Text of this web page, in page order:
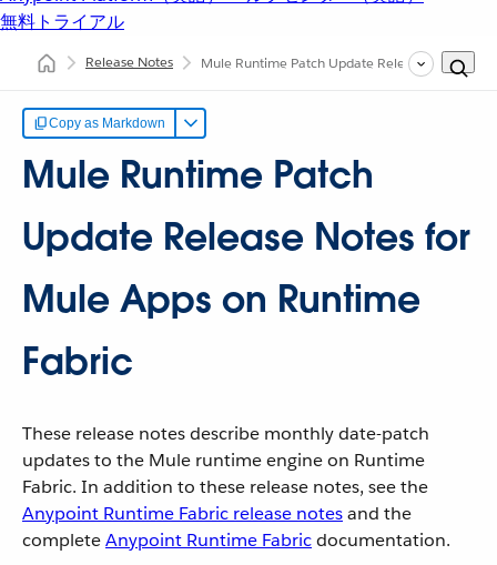
無料トライアル
Release Notes Mule Runtime Patch Update Release Notes for
Copy as Markdown
Mule Runtime Patch
Update Release Notes for
Mule Apps on Runtime
Fabric
These release notes describe monthly date-patch
updates to the Mule runtime engine on Runtime
Fabric. In addition to these release notes, see the
Anypoint Runtime Fabric release notesand the
completeAnypoint Runtime Fabricdocumentation.